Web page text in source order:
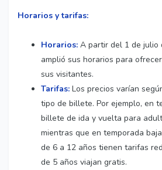
Horarios y tarifas:
Horarios: A partir del 1 de julio
amplió sus horarios para
sus visitantes.
Tarifas: Los precios varían
tipo de billete. Por ejemplo, en
billete de ida y vuelta para
mientras que en temporada
de 6 a 12 años tienen tarifas
de 5 años viajan gratis.